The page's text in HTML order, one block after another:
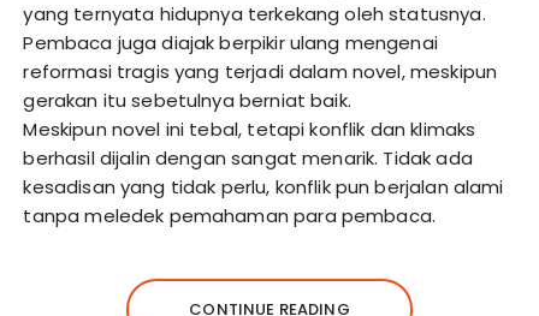
yang ternyata hidupnya terkekang oleh statusnya.
Pembaca juga diajak berpikir ulang mengenai
reformasi tragis yang terjadi dalam novel, meskipun
gerakan itu sebetulnya berniat baik.
Meskipun novel ini tebal, tetapi konflik dan klimaks
berhasil dijalin dengan sangat menarik. Tidak ada
kesadisan yang tidak perlu, konflik pun berjalan alami
tanpa meledek pemahaman para pembaca.
CONTINUE READING